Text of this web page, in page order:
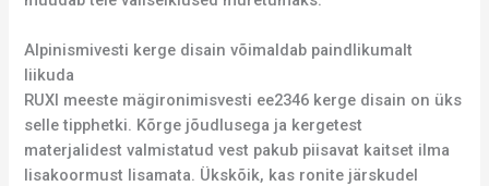
Alpinismivesti kerge disain võimaldab paindlikumalt
liikuda
RUXI meeste mägironimisvesti ee2346 kerge disain on üks
selle tipphetki. Kõrge jõudlusega ja kergetest
materjalidest valmistatud vest pakub piisavat kaitset ilma
lisakoormust lisamata. Ükskõik, kas ronite järskudel